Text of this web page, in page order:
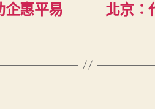
企惠平易
北京：